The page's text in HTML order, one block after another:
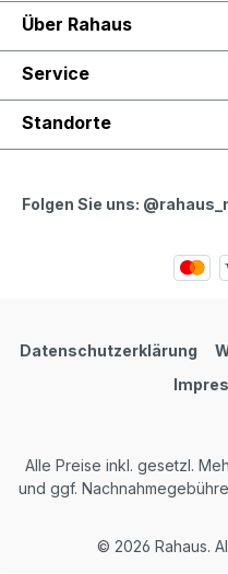
Über Rahaus
Service
Standorte
Folgen Sie uns:
Datenschutzerklärung
Alle Preise inkl. gesetzl.
und ggf.
© 2026 Rahaus.